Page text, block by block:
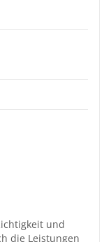
und
die Leistungen